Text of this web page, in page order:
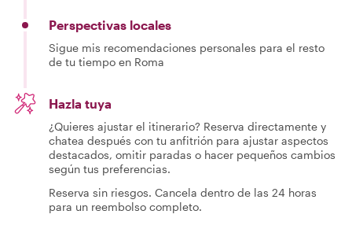
Perspectivas locales
Sigue mis recomendaciones personales para el resto
de tu tiempo en Roma
Hazla tuya
¿Quieres ajustar el itinerario? Reserva directamente y
chatea después con tu anfitrión para ajustar aspectos
destacados, omitir paradas o hacer pequeños cambios
según tus preferencias.
Reserva sin riesgos. Cancela dentro de las 24 horas
para un reembolso completo.